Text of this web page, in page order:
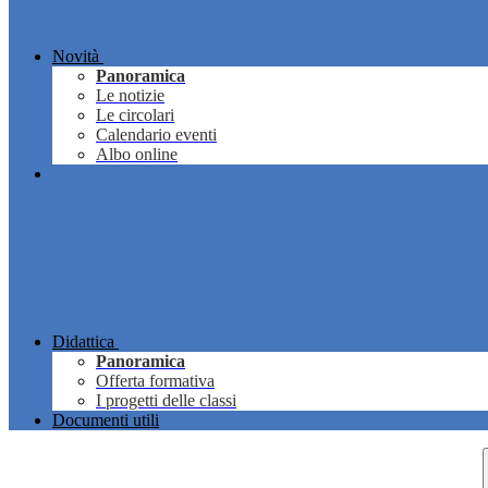
Novità
Panoramica
Le notizie
Le circolari
Calendario eventi
Albo online
Didattica
Panoramica
Offerta formativa
I progetti delle classi
Documenti utili